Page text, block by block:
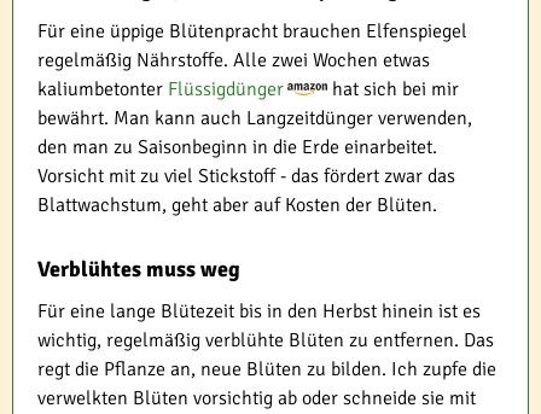
Für eine üppige Blütenpracht brauchen Elfenspiegel
regelmäßig Nährstoffe. Alle zwei Wochen etwas
kaliumbetonter Flüssigdünger
hat sich bei mir
bewährt. Man kann auch Langzeitdünger verwenden,
den man zu Saisonbeginn in die Erde einarbeitet.
Vorsicht mit zu viel Stickstoff - das fördert zwar das
Blattwachstum, geht aber auf Kosten der Blüten.
Verblühtes muss weg
Für eine lange Blütezeit bis in den Herbst hinein ist es
wichtig, regelmäßig verblühte Blüten zu entfernen. Das
regt die Pflanze an, neue Blüten zu bilden. Ich zupfe die
verwelkten Blüten vorsichtig ab oder schneide sie mit